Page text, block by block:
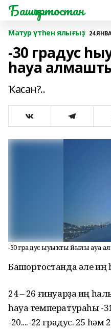
Башҡортостан
Матур үтһен ялығыҙ 24
-30 градус
һауа
Ҡасан?..
-30 градус һыуыҡты йылы һауа
Башҡортостанда әле
24 – 26 ғинуарҙа иң
һауа температураһы -
-20....-22 градус. 25 һәм